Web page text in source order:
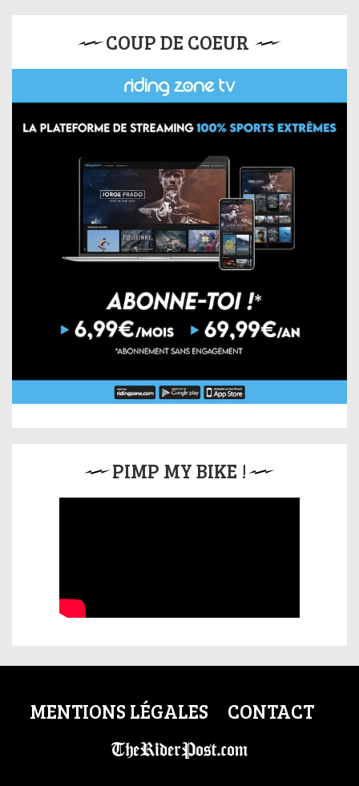
COUP DE COEUR
PIMP MY BIKE !
MENTIONS LÉGALES CONTACT